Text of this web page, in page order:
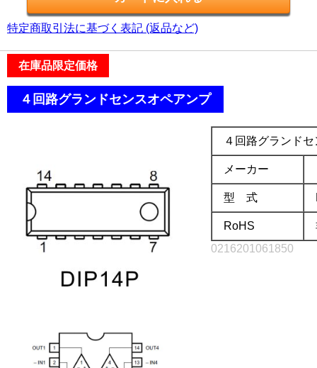
特定商取引法に基づく表記 (返品など)
在庫品限定価格
４回路グランドセンスオペアンプ
.
４回路グランド
メーカー
型 式
RoHS
0216201061850